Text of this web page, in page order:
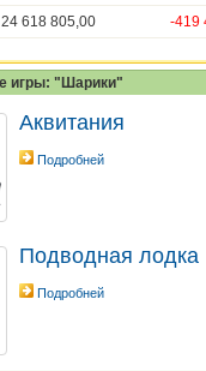
24 618 805,00
-419
игры: "Шарики"
Аквитания
Подробней
Подводная лодка
Подробней